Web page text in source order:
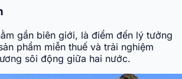
gần biên giới, là điểm đến lý tưởng
phẩm miễn thuế và trải nghiệm
sôi động giữa hai nước.